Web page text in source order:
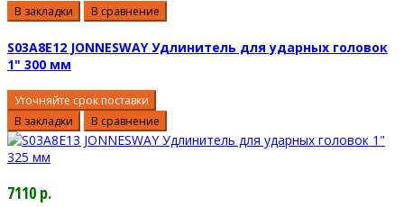
В закладки В сравнение
S03A8E12 JONNESWAY Удлинитель для ударных головок
1" 300 мм
Уточняйте срок поставки
В закладки
В сравнение
7110 р.